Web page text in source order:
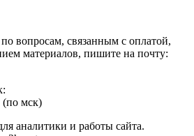
вопросам, связанным с оплатой,
материалов, пишите на почту:
мск)
аналитики и работы сайта.